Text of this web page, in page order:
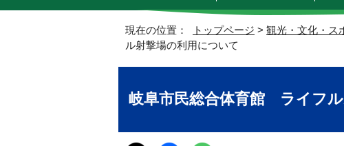
現在の位置： トップページ > 観光・文化・ス
ル射撃場の利用について
岐阜市民総合体育館 ライフ